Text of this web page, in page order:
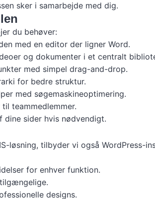
sker i samarbejde med dig.
du behøver:
med en editor der ligner Word.
og dokumenter i et centralt
med simpel drag-and-drop.
for bedre struktur.
med søgemaskineoptimering.
teammedlemmer.
dine sider hvis nødvendigt.
løsning, tilbyder vi også WordPress-
for enhver funktion.
designs.